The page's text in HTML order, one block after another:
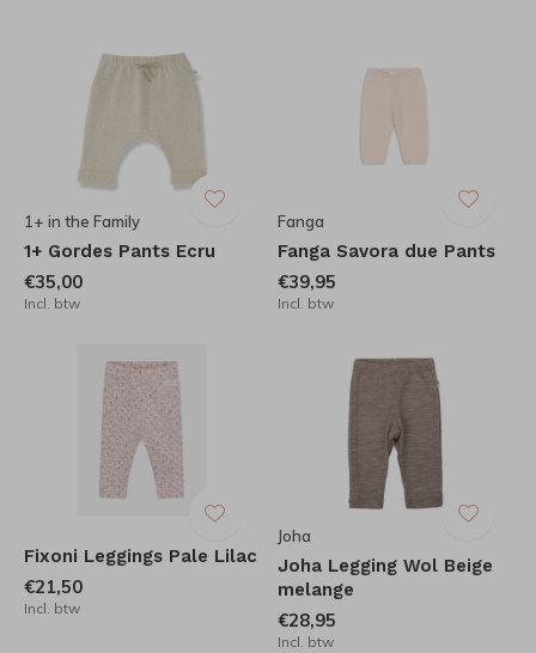
1+ in the Family
1+ Gordes Pants Ecru
€35,00
Incl. btw
Fanga
Fanga Savora due Pants
€39,95
Incl. btw
Fixoni Leggings Pale Lilac
€21,50
Incl. btw
Joha
Joha Legging Wol Beige
melange
€28,95
Incl. btw